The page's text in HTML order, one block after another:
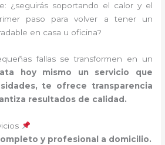
¿seguirás soportando el calor y el
paso para volver a tener un
en casa u oficina?
fallas se transformen en un
hoy mismo un servicio que
te ofrece transparencia
resultados de calidad.
y profesional a domicilio.